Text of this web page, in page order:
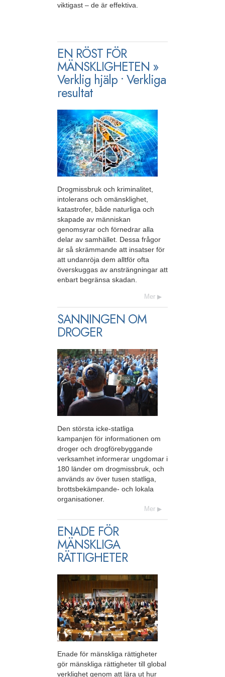
viktigast – de är effektiva.
EN RÖST FÖR
MÄNSKLIGHETEN »
Verklig hjälp • Verkliga
resultat
Drogmissbruk och kriminalitet,
intolerans och omänsklighet,
katastrofer, både naturliga och
skapade av människan
genomsyrar och förnedrar alla
delar av samhället. Dessa frågor
är så skrämmande att insatser för
att undanröja dem alltför ofta
överskuggas av ansträngningar att
enbart begränsa skadan.
Mer
SANNINGEN OM
DROGER
Den största icke-statliga
kampanjen för informationen om
droger och drogförebyggande
verksamhet informerar ungdomar i
180 länder om drogmissbruk, och
används av över tusen statliga,
brottsbekämpande- och lokala
organisationer.
Mer
ENADE FÖR
MÄNSKLIGA
RÄTTIGHETER
Enade för mänskliga rättigheter
gör mänskliga rättigheter till global
verklighet genom att lära ut hur